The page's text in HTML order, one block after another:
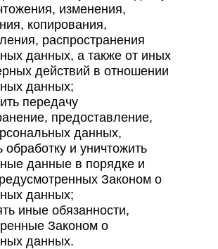
изменения,
копирования,
распространения
данных, а также от иных
действий в отношении
данных;
передачу
предоставление,
данных,
обработку и уничтожить
данные в порядке и
Законом о
данных;
иные обязанности,
Законом о
данных.